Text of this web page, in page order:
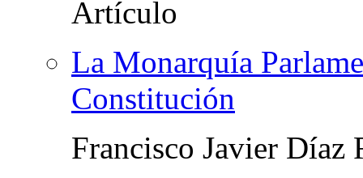
La Monarquía
Constitución
Francisco Javier Díaz